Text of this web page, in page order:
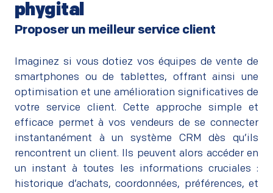
phygital
Proposer un meilleur service client
Imaginez si vous dotiez vos équipes de vente de
smartphones ou de tablettes, offrant ainsi une
optimisation et une amélioration significatives de
votre service client. Cette approche simple et
efficace permet à vos vendeurs de se connecter
instantanément à un système CRM dès qu’ils
rencontrent un client. Ils peuvent alors accéder en
un instant à toutes les informations cruciales :
historique d’achats, coordonnées, préférences, et